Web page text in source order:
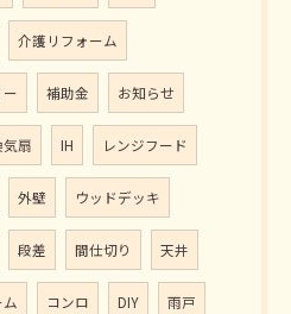
介護リフォーム
補助金 お知らせ
気扇 IH レンジフード
外壁 ウッドデッキ
段差 間仕切り 天井
コンロ DIY 雨戸